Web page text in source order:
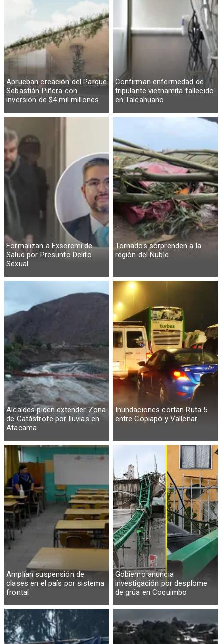
Aprueban creación del Parque
Sebastián Piñera con
inversión de $4 mil millones
Confirman enfermedad de
tripulante vietnamita fallecido
en Talcahuano
Formalizan a Exseremi de
Salud por Presunto Delito
Sexual
Tornados sorprenden a la
región del Ñuble
Alcaldes piden extender Zona
de Catástrofe por lluvias en
Atacama
Inundaciones cortan Ruta 5
entre Copiapó y Vallenar
Amplían suspensión de
clases en el país por sistema
frontal
Gobierno anuncia
investigación por desplome
de grúa en Coquimbo